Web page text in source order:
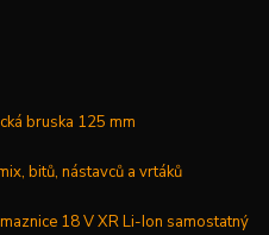
bruska 125 mm
bitů, nástavců a vrtáků
18 V XR Li-Ion samostatný